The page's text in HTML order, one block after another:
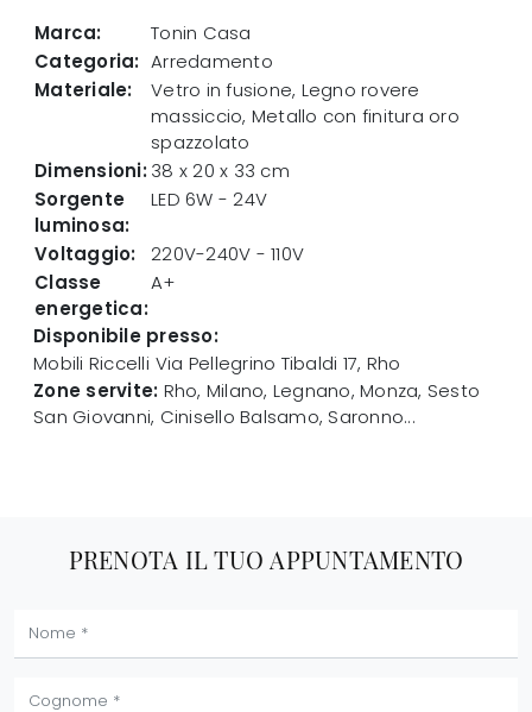
Marca:
Tonin Casa
Categoria: Arredamento
Materiale:
Vetro in fusione, Legno rovere
massiccio, Metallo con finitura oro
spazzolato
Dimensioni: 38 x 20 x 33 cm
Sorgente
luminosa:
LED 6W - 24V
Voltaggio:
220V-240V - 110V
Classe
energetica:
A+
Disponibile presso:
Mobili Riccelli Via Pellegrino Tibaldi 17, Rho
Zone servite: Rho, Milano, Legnano, Monza, Sesto
San Giovanni, Cinisello Balsamo, Saronno...
PRENOTA IL TUO APPUNTAMENTO